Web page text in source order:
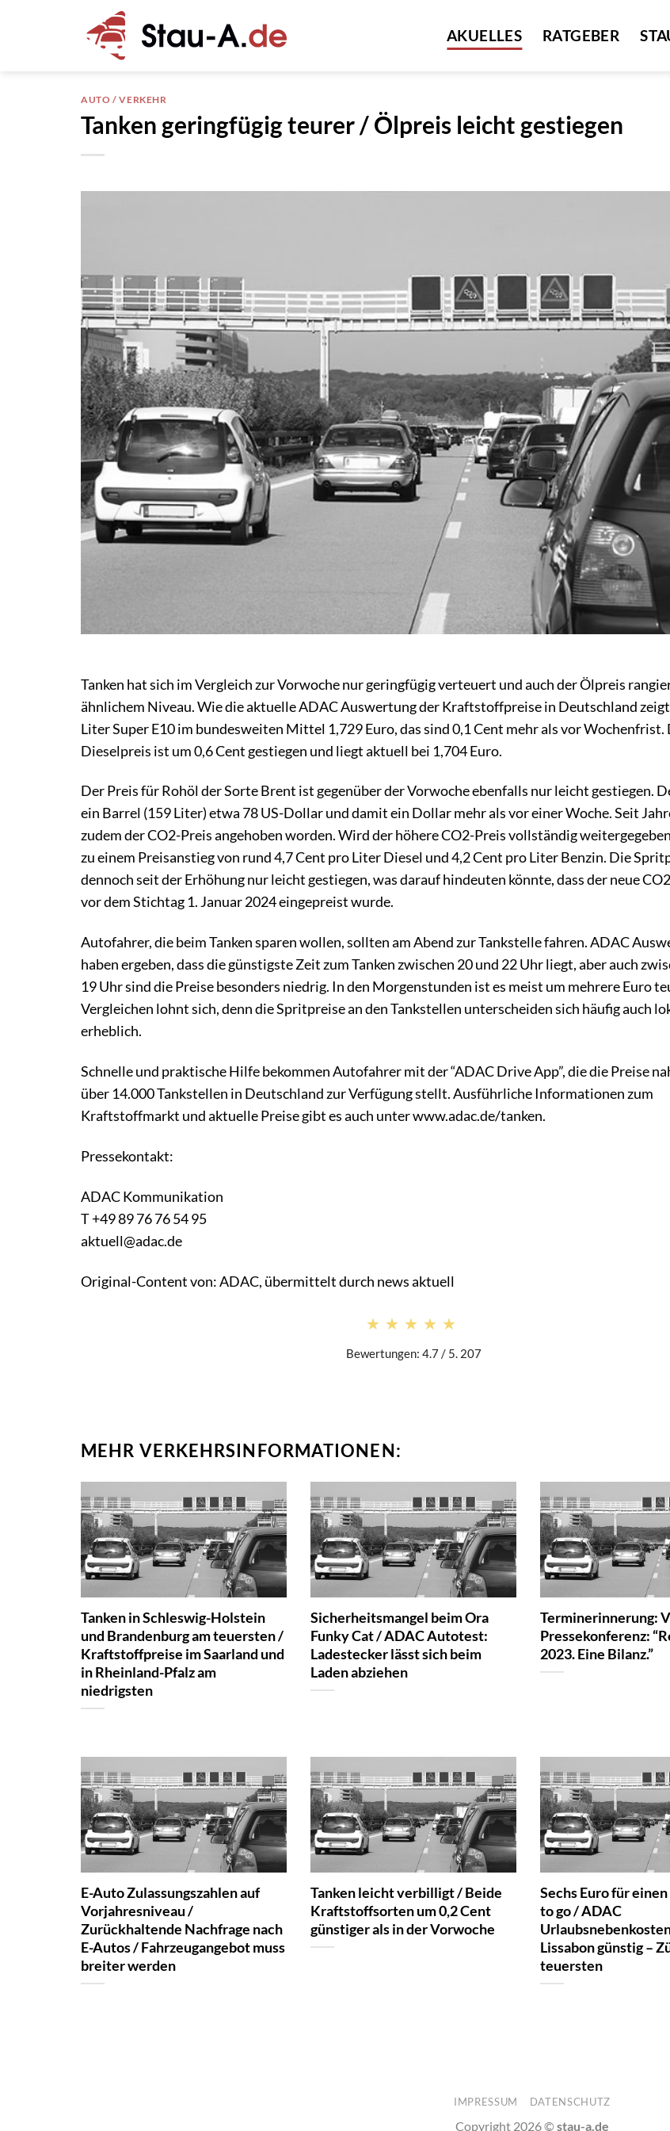
AKUELLES RATGEBER
AUTO / VERKEHR
Tanken geringfügig teurer / Ölpreis leicht gestiegen
Tanken hat sich im Vergleich zur Vorwoche nur geringfügig verteuert und auch der Ölpreis
ähnlichem Niveau. Wie die aktuelle ADAC Auswertung der Kraftstoffpreise in Deutschland
Liter Super E10 im bundesweiten Mittel 1,729 Euro, das sind 0,1 Cent mehr als vor Wochenfrist.
Dieselpreis ist um 0,6 Cent gestiegen und liegt aktuell bei 1,704 Euro.
Der Preis für Rohöl der Sorte Brent ist gegenüber der Vorwoche ebenfalls nur leicht gestiegen.
ein Barrel (159 Liter) etwa 78 US-Dollar und damit ein Dollar mehr als vor einer Woche. Seit
zudem der CO2-Preis angehoben worden. Wird der höhere CO2-Preis vollständig
zu einem Preisanstieg von rund 4,7 Cent pro Liter Diesel und 4,2 Cent pro Liter Benzin. Die
dennoch seit der Erhöhung nur leicht gestiegen, was darauf hindeuten könnte, dass der neue
vor dem Stichtag 1. Januar 2024 eingepreist wurde.
Autofahrer, die beim Tanken sparen wollen, sollten am Abend zur Tankstelle fahren. ADAC
haben ergeben, dass die günstigste Zeit zum Tanken zwischen 20 und 22 Uhr liegt, aber auch
19 Uhr sind die Preise besonders niedrig. In den Morgenstunden ist es meist um mehrere Euro
Vergleichen lohnt sich, denn die Spritpreise an den Tankstellen unterscheiden sich häufig auch
erheblich.
Schnelle und praktische Hilfe bekommen Autofahrer mit der “ADAC Drive App”, die die Preise
über 14.000 Tankstellen in Deutschland zur Verfügung stellt. Ausführliche Informationen zum
Kraftstoffmarkt und aktuelle Preise gibt es auch unter www.adac.de/tanken.
Pressekontakt:
ADAC Kommunikation
T +49 89 76 76 54 95
aktuell@adac.de
Original-Content von: ADAC, übermittelt durch news aktuell
★★★★★
★★★★★
Bewertungen: 4.7 / 5. 207
MEHR VERKEHRSINFORMATIONEN:
Tanken in Schleswig-Holstein
und Brandenburg am teuersten /
Kraftstoffpreise im Saarland und
in Rheinland-Pfalz am
niedrigsten
Sicherheitsmangel beim Ora
Funky Cat / ADAC Autotest:
Ladestecker lässt sich beim
Laden abziehen
Terminerinnerung:
Pressekonferenz:
2023. Eine Bilanz.”
E-Auto Zulassungszahlen auf
Vorjahresniveau /
Zurückhaltende Nachfrage nach
E-Autos / Fahrzeugangebot muss
breiter werden
Tanken leicht verbilligt / Beide
Kraftstoffsorten um 0,2 Cent
günstiger als in der Vorwoche
Sechs Euro für
to go / ADAC
Lissabon günstig –
teuersten
IMPRESSUM DATENSCHUTZ
Copyright 2026 ©stau-a.de